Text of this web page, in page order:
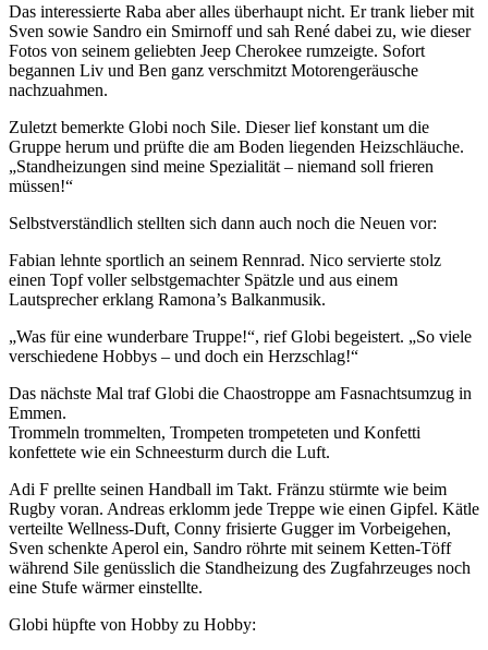
Das interessierte Raba aber alles überhaupt nicht. Er trank lieber mit
Sven sowie Sandro ein Smirnoff und sah René dabei zu, wie dieser
Fotos von seinem geliebten Jeep Cherokee rumzeigte. Sofort
begannen Liv und Ben ganz verschmitzt Motorengeräusche
nachzuahmen.
Zuletzt bemerkte Globi noch Sile. Dieser lief konstant um die
Gruppe herum und prüfte die am Boden liegenden Heizschläuche.
„Standheizungen sind meine Spezialität – niemand soll frieren
müssen!“
Selbstverständlich stellten sich dann auch noch die Neuen vor:
Fabian lehnte sportlich an seinem Rennrad. Nico servierte stolz
einen Topf voller selbstgemachter Spätzle und aus einem
Lautsprecher erklang Ramona’s Balkanmusik.
„Was für eine wunderbare Truppe!“, rief Globi begeistert. „So viele
verschiedene Hobbys – und doch ein Herzschlag!“
Das nächste Mal traf Globi die Chaostroppe am Fasnachtsumzug in
Emmen.
Trommeln trommelten, Trompeten trompeteten und Konfetti
konfettete wie ein Schneesturm durch die Luft.
Adi F prellte seinen Handball im Takt. Fränzu stürmte wie beim
Rugby voran. Andreas erklomm jede Treppe wie einen Gipfel. Kätle
verteilte Wellness-Duft, Conny frisierte Gugger im Vorbeigehen,
Sven schenkte Aperol ein, Sandro röhrte mit seinem Ketten-Töff
während Sile genüsslich die Standheizung des Zugfahrzeuges noch
eine Stufe wärmer einstellte.
Globi hüpfte von Hobby zu Hobby: